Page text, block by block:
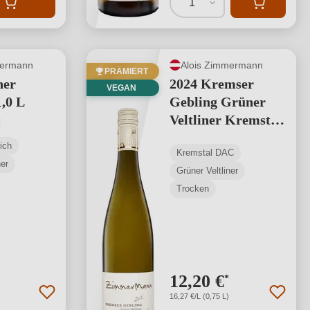
1
L
Bewertung von 4.17 von 5 Sternen
PRÄMIERT
VEGAN
Alois Zimmermann
2024 Kremser
Gebling Grüner
Veltliner Kremstal
Kremstal DAC
Grüner Veltliner
Trocken
12,20 €*
16,27 €/L (0,75 L)